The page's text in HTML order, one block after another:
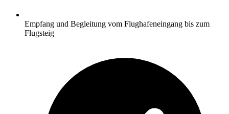
Empfang und Begleitung vom Flughafeneingang bis zum
Flugsteig